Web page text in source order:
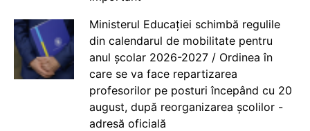
Ministerul Educației schimbă regulile
din calendarul de mobilitate pentru
anul școlar 2026-2027 / Ordinea în
care se va face repartizarea
profesorilor pe posturi începând cu 20
august, după reorganizarea școlilor -
adresă oficială